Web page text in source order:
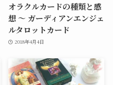
オラクルカードの種類と感
想 ～ ガーディアンエンジェ
ルタロットカード
2018年4月4日